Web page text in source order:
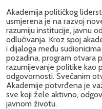
Akademija političkog
usmjerena je na razvoj
razumiju institucije, javnu
odlučivanja. Kroz spoj
i dijaloga među
pozadina, program otvara
razumijevanje politike kao
odgovornosti. Svečanim
Akademije potvrđena je
sve koji žele aktivno,
javnom životu.